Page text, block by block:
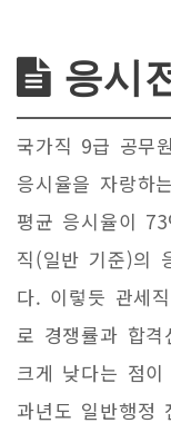
응시
국가직 9급 공무
응시율을 자랑하
평균 응시율이
직(일반 기준)의
다. 이렇듯 관세
로 경쟁률과 합
크게 낮다는 점
과년도 일반행